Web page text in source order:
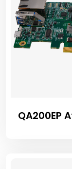
QA200EP